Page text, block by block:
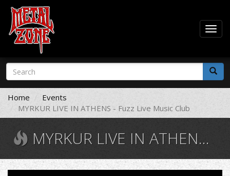
Skip
main
content
Search
form
Search
Home
Events
MYRKUR LIVE IN ATHENS - Fuzz Live Music Club
MYRKUR LIVE IN ATHENS - FUZZ LIVE MUSIC CLUB